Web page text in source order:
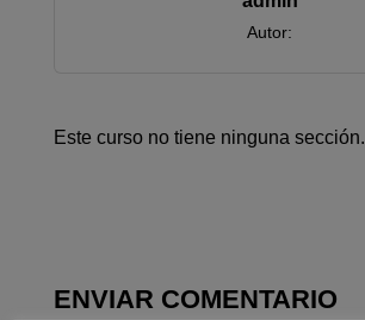
Autor:
Este curso no tiene ninguna sección.
ENVIAR COMENTARIO